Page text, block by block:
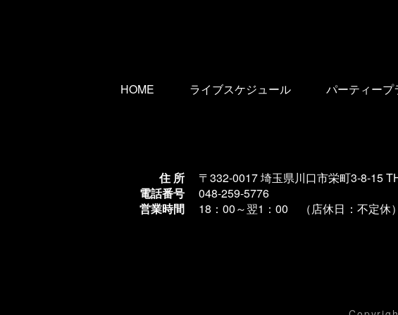
HOME ライブスケジュール パーティープ
住 所 〒332-0017 埼玉県川口市栄町3-8-15
電話番号
048-259-5776
営業時間
18：00～翌1 ：00 （店休日：不定休）